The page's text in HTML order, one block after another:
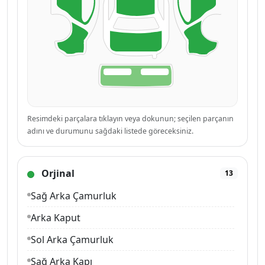
Resimdeki parçalara tıklayın veya dokunun; seçilen parçanın
adını ve durumunu sağdaki listede göreceksiniz.
Orjinal 13
Sağ Arka Çamurluk
Arka Kaput
Sol Arka Çamurluk
Sağ Arka Kapı